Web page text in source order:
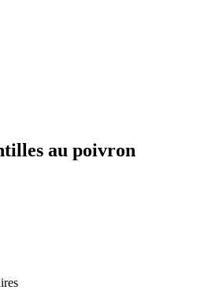
au poivron